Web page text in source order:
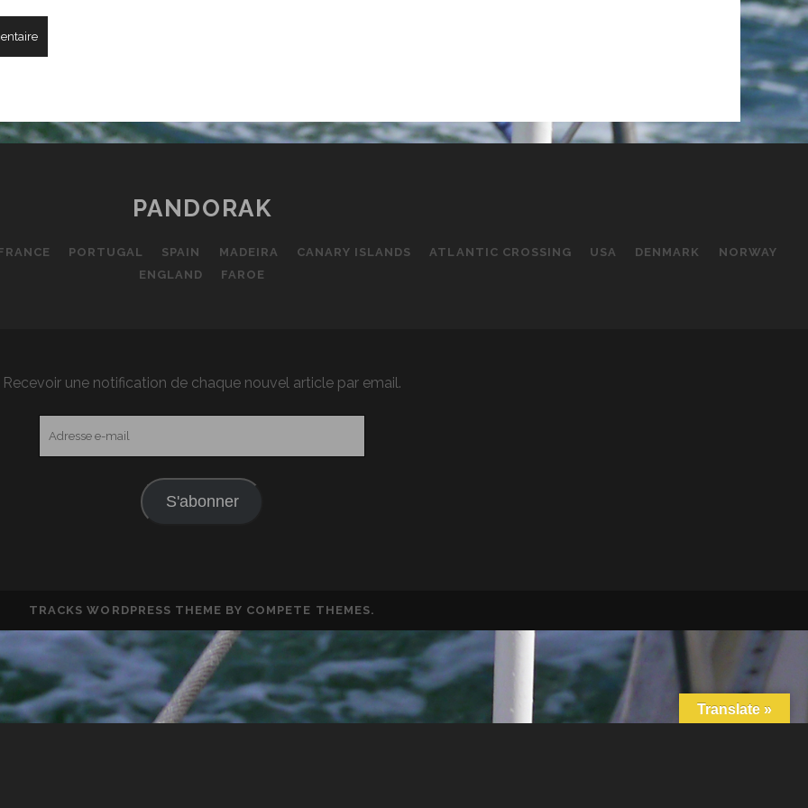
PANDORAK
PORTUGAL SPAIN MADEIRA CANARY ISLANDS ATLANTIC CROSSING USA DENMARK
NORWAY
ENGLAND
FAROE
Recevoir une notification de chaque nouvel article par email.
S'abonner
TRACKS WORDPRESS THEME BY COMPETE THEMES.
Translate »